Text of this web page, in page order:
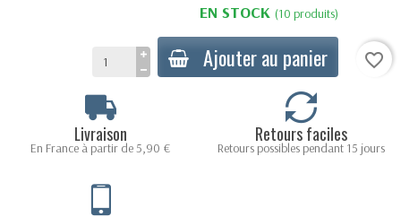
EN STOCK (10 produits)
Ajouter au panier favorite_border
Livraison
En France à partir de 5,90 €
Retours faciles
Retours possibles pendant 15 jours